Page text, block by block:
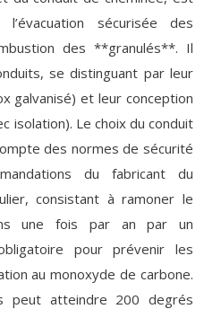
sécurisée des
des **granulés**. Il
se distinguant par leur
galvanisé) et leur conception
isolation). Le choix du conduit
des normes de sécurité
du fabricant du
consistant à ramoner le
une fois par an par un
pour prévenir les
au monoxyde de carbone.
peut atteindre 200 degrés